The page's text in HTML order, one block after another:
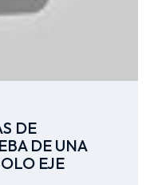
DE
DE UNA
EJE